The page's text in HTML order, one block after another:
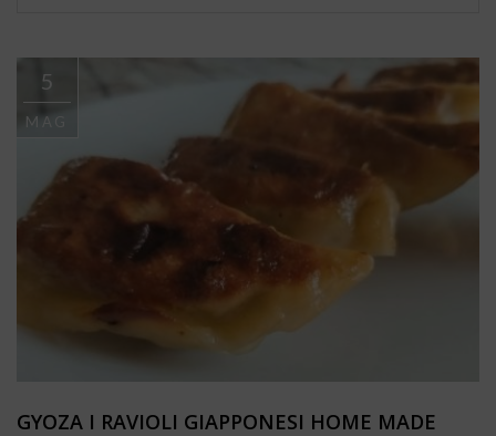
5
MAG
GYOZA I RAVIOLI GIAPPONESI HOME MADE